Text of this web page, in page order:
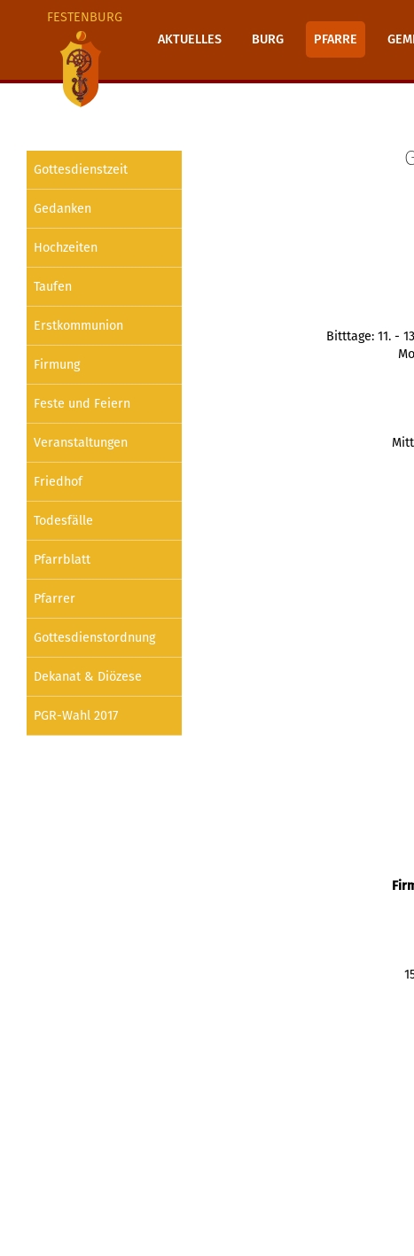
FESTENBURG
AKTUELLES
BURG PFARRE
Gottesdienstzeit
Gedanken
Hochzeiten
Taufen
Erstkommunion
Firmung
Feste und Feiern
Veranstaltungen
Friedhof
Todesfälle
Pfarrblatt
Pfarrer
Gottesdienstordnung
Dekanat & Diözese
PGR-Wahl 2017
Bitttage: 11. -